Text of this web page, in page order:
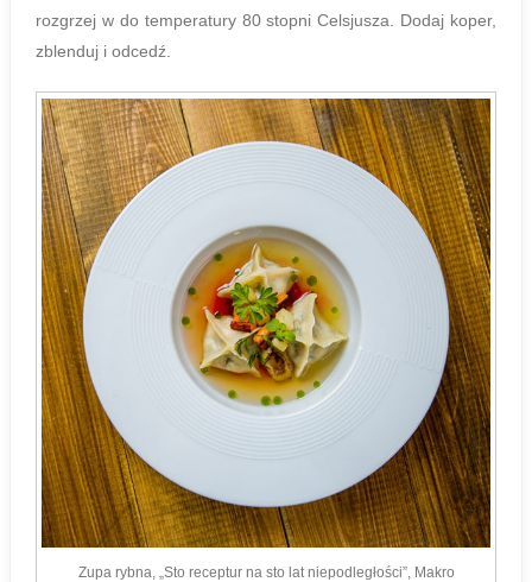
rozgrzej w do temperatury 80 stopni Celsjusza. Dodaj koper,
zblenduj i odcedź.
Zupa rybna, „Sto receptur na sto lat niepodległości”, Makro